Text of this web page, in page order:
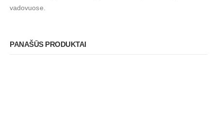
vadovuose.
PANAŠŪS PRODUKTAI